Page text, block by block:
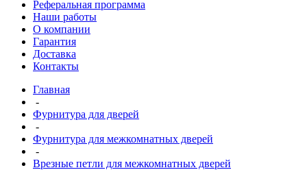
Реферальная программа
Наши работы
О компании
Гарантия
Доставка
Контакты
Главная
-
Фурнитура для дверей
-
Фурнитура для межкомнатных дверей
-
Врезные петли для межкомнатных дверей